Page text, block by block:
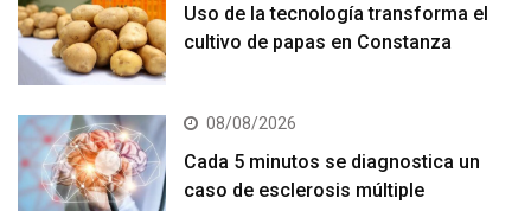
Uso de la tecnología transforma el
cultivo de papas en Constanza
08/08/2026
Cada 5 minutos se diagnostica un
caso de esclerosis múltiple